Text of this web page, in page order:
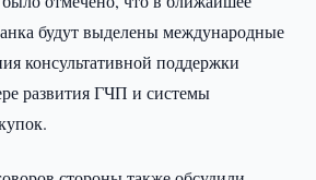
будут выделены международные
консультативной поддержки
развития ГЧП и системы